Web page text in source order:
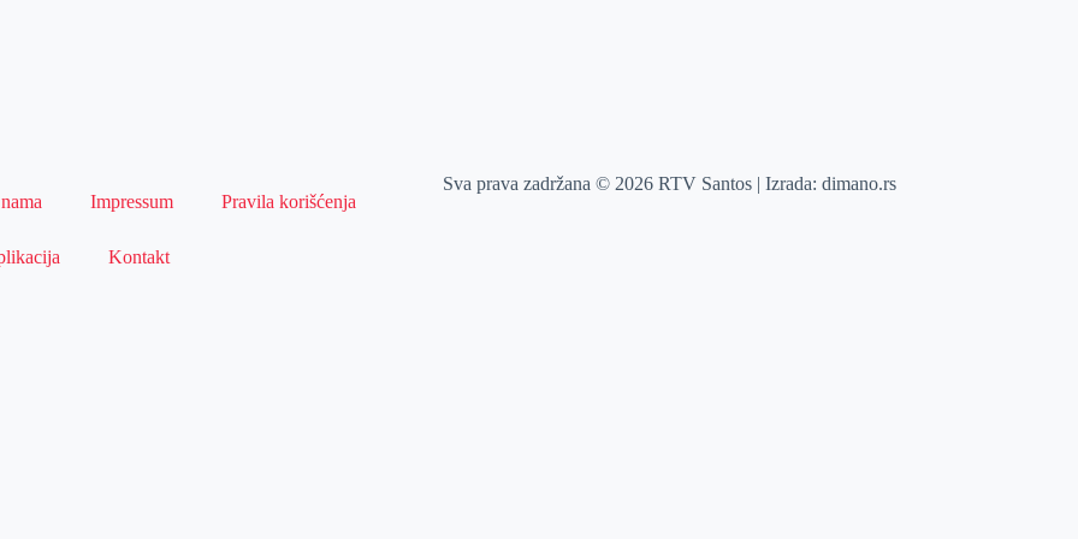
Impressum Pravila korišćenja
Kontakt
Sva prava zadržana © 2026 RTV Santos | Izrada:dimano.rs